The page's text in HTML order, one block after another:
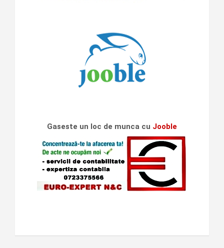
Gaseste un loc de munca cu Jooble